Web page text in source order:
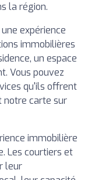
la région.
expérience
immobilières
un espace
Vous pouvez
qu'ils offrent
notre carte sur
immobilière
Les courtiers et
leur